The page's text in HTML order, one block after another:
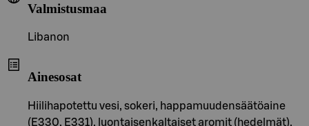
Valmistusmaa
Libanon
Ainesosat
Hiilihapotettu vesi, sokeri, happamuudensäätöaine
(E330, E331), luontaisenkaltaiset aromit (hedelmät),